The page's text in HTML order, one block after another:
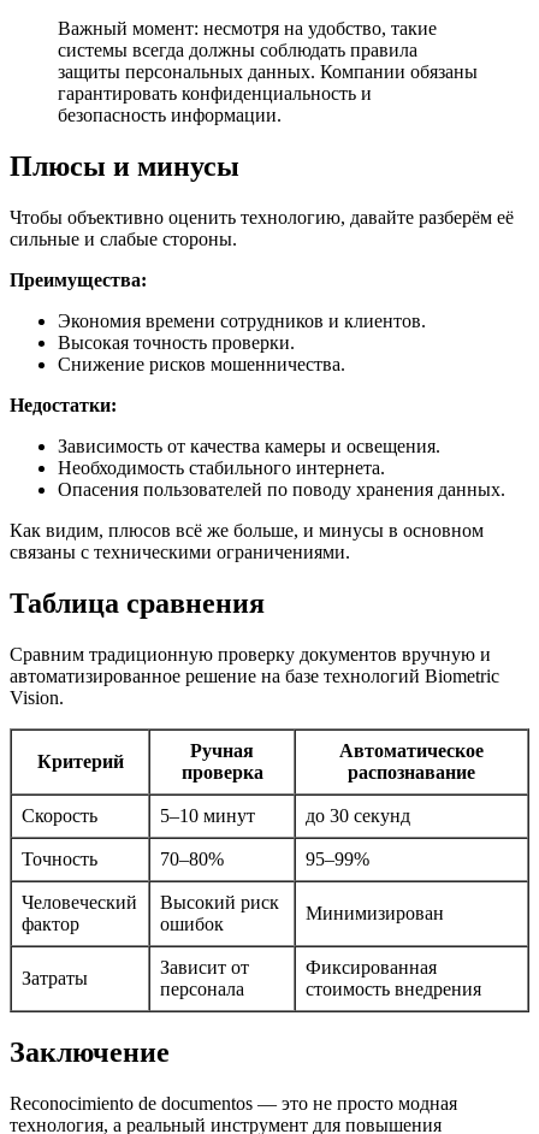
Важный момент: несмотря на удобство, такие
системы всегда должны соблюдать правила
защиты персональных данных. Компании обязаны
гарантировать конфиденциальность и
безопасность информации.
Плюсы и минусы
Чтобы объективно оценить технологию, давайте разберём её
сильные и слабые стороны.
Преимущества:
Экономия времени сотрудников и клиентов.
Высокая точность проверки.
Снижение рисков мошенничества.
Недостатки:
Зависимость от качества камеры и освещения.
Необходимость стабильного интернета.
Опасения пользователей по поводу хранения данных.
Как видим, плюсов всё же больше, и минусы в основном
связаны с техническими ограничениями.
Таблица сравнения
Сравним традиционную проверку документов вручную и
автоматизированное решение на базе технологий Biometric
Vision.
Критерий
Ручная
проверка
Автоматическое
распознавание
Скорость 5–10 минут до 30 секунд
Точность 70–80% 95–99%
Человеческий
фактор
Высокий риск
ошибок
Минимизирован
Затраты
Зависит от
персонала
Фиксированная
стоимость внедрения
Заключение
Reconocimiento de documentos — это не просто модная
технология, а реальный инструмент для повышения